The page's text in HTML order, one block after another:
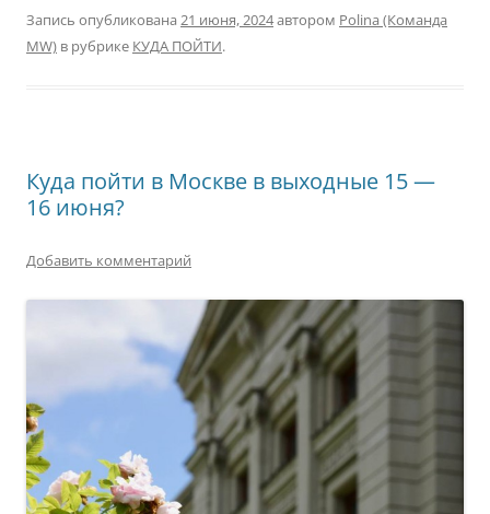
Запись опубликована 21 июня, 2024автором Polina (Команда
MW) в рубрике КУДА ПОЙТИ.
Куда пойти в Москве в выходные 15 —
16 июня?
Добавить комментарий